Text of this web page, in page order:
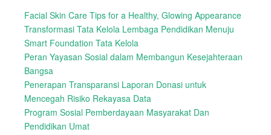
Facial Skin Care Tips for a Healthy, Glowing Appearance
Transformasi Tata Kelola Lembaga Pendidikan Menuju
Smart Foundation Tata Kelola
Peran Yayasan Sosial dalam Membangun Kesejahteraan
Bangsa
Penerapan Transparansi Laporan Donasi untuk
Mencegah Risiko Rekayasa Data
Program Sosial Pemberdayaan Masyarakat Dan
Pendidikan Umat